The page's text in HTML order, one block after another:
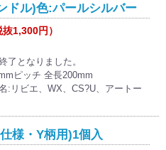
ドル)色:パールシルバー
抜1,300円）
了となりました。
ピッチ 全長200mm
:リビエ、WX、CS?U、アートー
様・Y柄用)1個入